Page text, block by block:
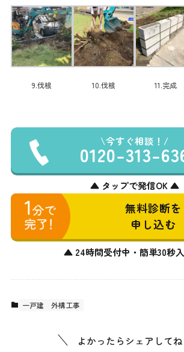
9.伐根 10.伐根 11.完成
今すぐ相談！
0120-313-
▲ タップで発信OK ▲
無料診断を
申し込む
▲ 24時間受付中・簡単30秒
一戸建 外構工事
よかったらシェアしてね